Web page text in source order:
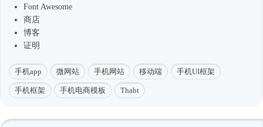
Font Awesome
商店
博客
证明
手机app 微网站 手机网站 移动端 手机UI框架
手机框架 手机电商模板 Thabt